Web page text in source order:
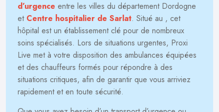
d’urgence entre les villes du département Dordogne
et Centre hospitalier de Sarlat. Situé au , cet
hôpital est un établissement clé pour de nombreux
soins spécialisés. Lors de situations urgentes, Proxi
Live met à votre disposition des ambulances équipées
et des chauffeurs formés pour répondre à des
situations critiques, afin de garantir que vous arriviez
rapidement et en toute sécurité.